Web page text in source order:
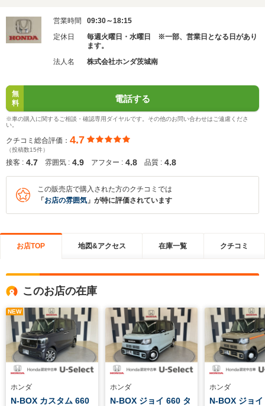
営業時間
09:30～18:15
定休日
毎週火曜日・水曜日 ※一部、営業日となる日があり
ます。
法人名
株式会社ホンダ茨城南
無
料
電話する
※車の購入に関するご相談・確認専用ダイヤルです。その他のお問い合わせはご遠慮くださ
い。
クチコミ総合評価： 4.7
（投稿数15件）
接客 : 4.7 雰囲気 : 4.9 アフター : 4.8 品質 : 4.8
この販売店で購入された方のクチコミでは
「 お店の雰囲気 」が特に評価されています
お店TOP 地図&アクセス 在庫一覧 クチコミ
このお店の在庫
NEW
ホンダ
N-BOX カスタム 660
ホンダ
N-BOX ジョイ 660 タ
ホンダ
N-BOX ジョ